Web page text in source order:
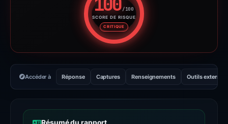
/100
SCORE DE RISQUE
CRITIQUE
Score de risque : 100 sur
Accéder à Réponse Captures Renseignements Outils externes